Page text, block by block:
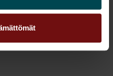
ratkaisuilla